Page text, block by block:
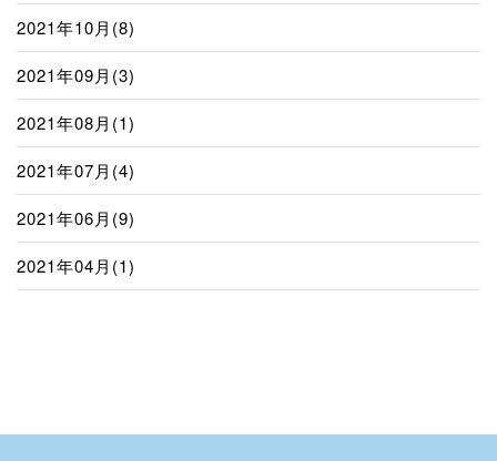
2021年10月(8)
2021年09月(3)
2021年08月(1)
2021年07月(4)
2021年06月(9)
2021年04月(1)